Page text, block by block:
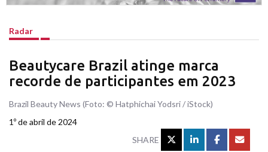
Radar
Beautycare Brazil atinge marca
recorde de participantes em 2023
Brazil Beauty News (Foto: © Hatphichai Yodsri / iStock)
1º de abril de 2024
SHARE